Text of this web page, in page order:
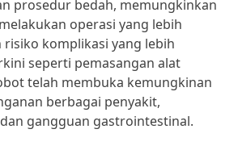
prosedur bedah, memungkinkan
operasi yang lebih
komplikasi yang lebih
seperti pemasangan alat
telah membuka kemungkinan
berbagai penyakit,
gangguan gastrointestinal.